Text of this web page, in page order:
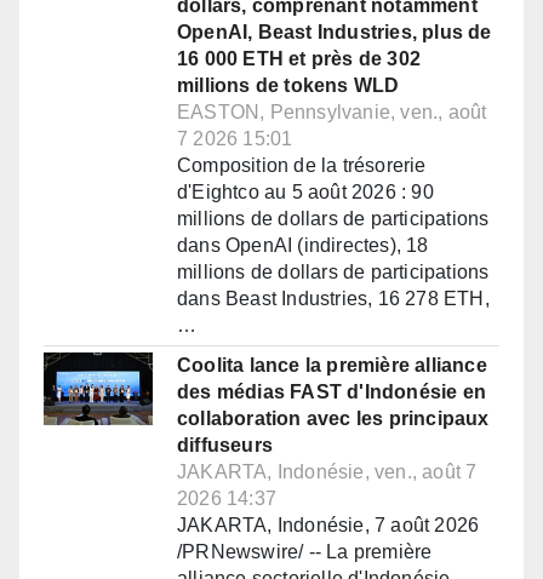
dollars, comprenant notamment
OpenAI, Beast Industries, plus de
16 000 ETH et près de 302
millions de tokens WLD
EASTON, Pennsylvanie, ven., août
7 2026 15:01
Composition de la trésorerie
d'Eightco au 5 août 2026 : 90
millions de dollars de participations
dans OpenAI (indirectes), 18
millions de dollars de participations
dans Beast Industries, 16 278 ETH,
…
Coolita lance la première alliance
des médias FAST d'Indonésie en
collaboration avec les principaux
diffuseurs
JAKARTA, Indonésie, ven., août 7
2026 14:37
JAKARTA, Indonésie, 7 août 2026
/PRNewswire/ -- La première